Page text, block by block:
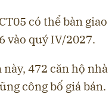
có thể bàn
vào quý IV/2027.
472 căn hộ
công bố giá bán.